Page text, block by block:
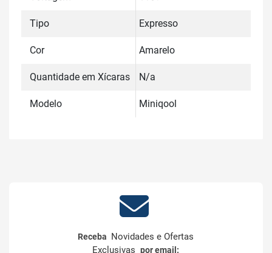
Tipo Expresso
Cor Amarelo
Quantidade em Xícaras N/a
Modelo Miniqool
Receba Novidades e Ofertas
Exclusivaspor email: